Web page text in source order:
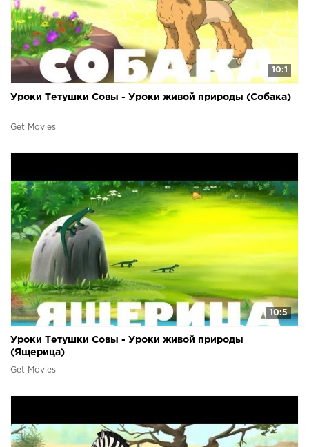
10:1
Уроки Тетушки Совы - Уроки живой природы (Собака)
Get Movies
10:5
Уроки Тетушки Совы - Уроки живой природы
(Ящерица)
Get Movies